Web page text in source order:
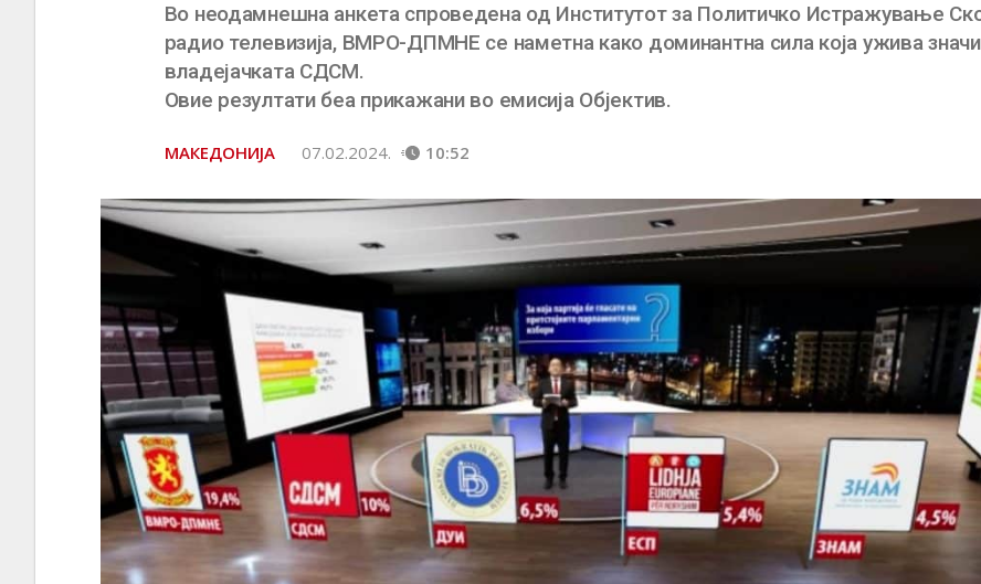
Во неодамнешна анкета спроведена од Институтот за Политичко Истражување
радио телевизија, ВМРО-ДПМНЕ се наметна како доминантна сила која ужива
владејачката СДСМ.
Овие резултати беа прикажани во емисија Објектив.
МАКЕДОНИЈА 07.02.2024. 10:52